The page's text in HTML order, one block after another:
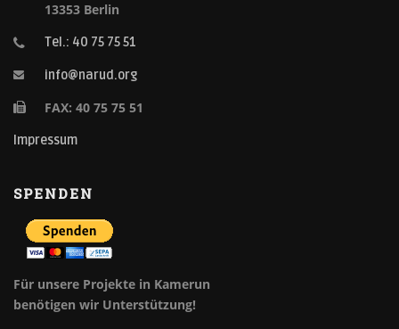
13353 Berlin
Tel.: 40 75 75 51
info@narud.org
FAX: 40 75 75 51
Impressum
SPENDEN
Für unsere Projekte in Kamerun
benötigen wir Unterstützung!